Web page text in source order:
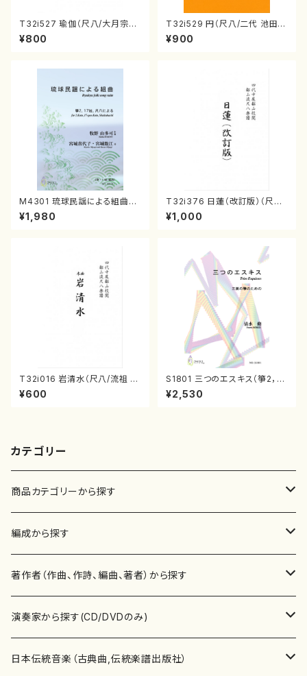
T32i527 瑜伽（尺八/大月宗明/
楽譜）都山流公刊楽譜曲番:223
6
¥800
T32i529 円（尺八/二代 池田静
山/楽譜）都山流公刊楽譜曲番:2
238
¥900
M4301 琉球民謡による組曲
（箏/牧野由多可作曲/宮城喜代
子・宮城数江著/箏曲楽譜）
¥1,980
T32i376 日蓮（改訂版）（尺八/
宮城道雄/楽譜）都山流公刊楽譜
曲番:2081
¥1,000
T32i016 岩清水（尺八/流祖 中
尾都山/楽譜）都山：15
¥600
S1801 三つのエスキス（箏2，1
7/清水 脩/楽譜）
¥2,530
カテゴリー
商品カテゴリーから探す
楽譜
書籍
書籍
テキストブック
CD・DVD
チケット
編成から探す
邦楽器
箏・琴（ソロ）
箏・琴（合奏）
合唱
混声合唱
歌・声
著作者（作曲、作詩、編曲、著者）から探す
あ行
青木省三(アオキ ショウゾウ)
か行
演奏家から探す(CD/DVDのみ)
邦楽（箏、三味線、尺八等）演奏家
日本伝統音楽（古典曲,伝統楽譜出版社）